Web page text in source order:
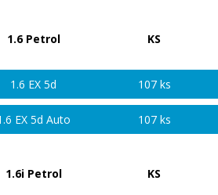
1.6 Petrol KS
1.6 EX 5d
107 ks
EX 5d Auto 107 ks
1.6i Petrol KS